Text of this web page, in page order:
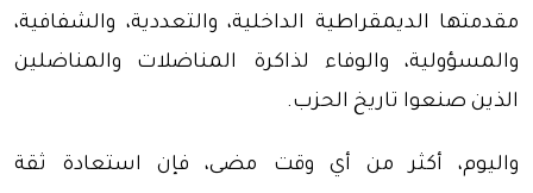
مقدمتها الديمقراطية الداخلية، والتعددية، والشفافية،
والمسؤولية، والوفاء لذاكرة المناضلات والمناضلين
الذين صنعوا تاريخ الحزب.
واليوم، أكثر من أي وقت مضى، فإن استعادة ثقة